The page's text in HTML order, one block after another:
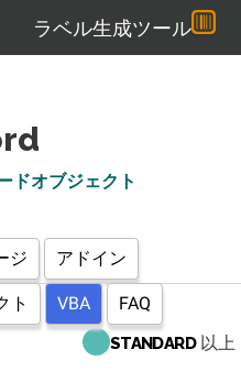
ラベル生成ツール
ドオブジェクト
ジ アドイン
ト VBA FAQ
STANDARD以上